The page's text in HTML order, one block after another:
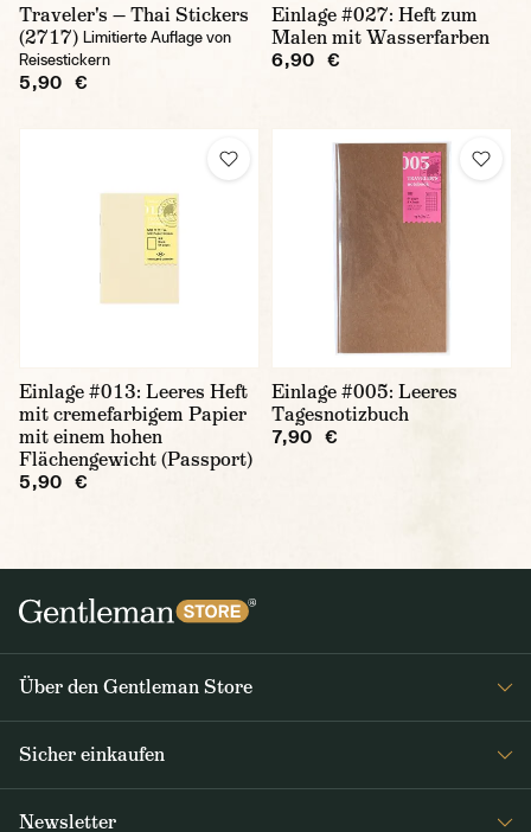
Traveler's — Thai Stickers
(2717) Limitierte Auflage von
Reisestickern
5,90 €
Einlage #027: Heft zum
Malen mit Wasserfarben
6,90 €
Einlage #013: Leeres Heft
mit cremefarbigem Papier
mit einem hohen
Flächengewicht (Passport)
5,90 €
Einlage #005: Leeres
Tagesnotizbuch
7,90 €
Über den Gentleman Store
Sicher einkaufen
Newsletter